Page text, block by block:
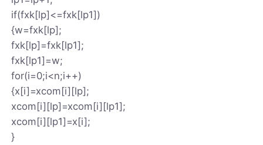
if(fxk[lp]<=fxk[lp1])
{w=fxk[lp];
fxk[lp]=fxk[lp1];
fxk[lp1]=w;
for(i=0;i<n;i++)
{x[i]=xcom[i][lp];
xcom[i][lp]=xcom[i][lp1];
xcom[i][lp1]=x[i];
}